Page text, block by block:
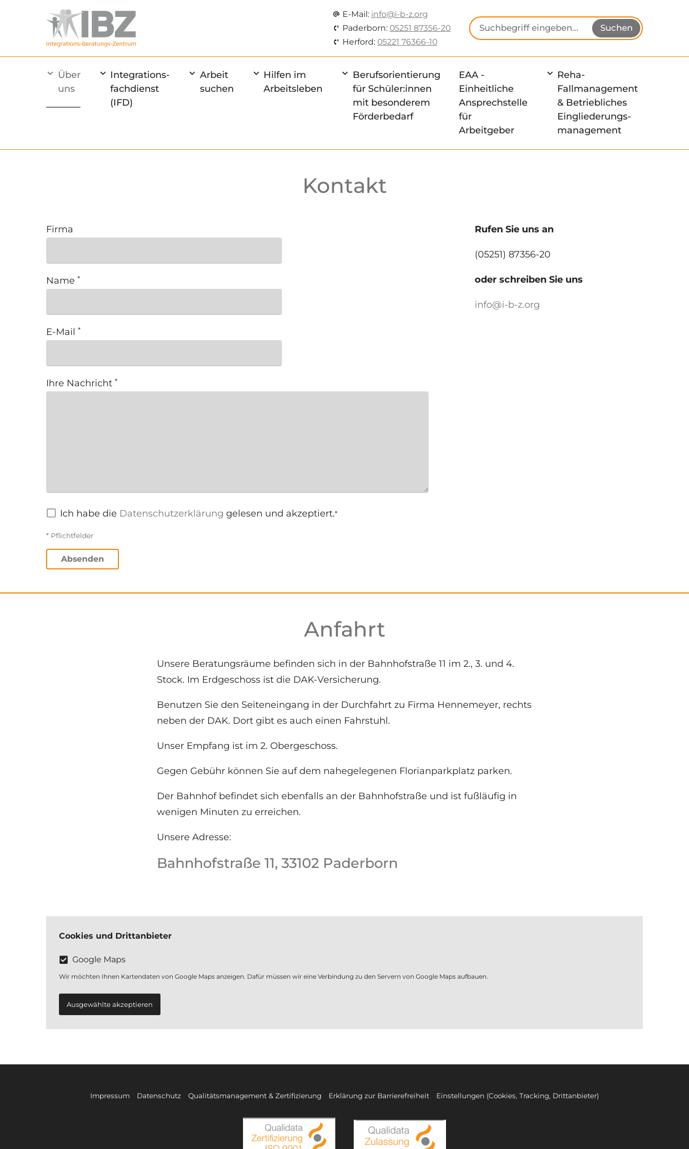
E-Mail: info@i-b-z.org
Paderborn: 05251 87356-20
Herford: 05221 76366-10
Suchbegriff eingeben Suchen
Über
uns
Integrations-
fachdienst
(IFD)
Arbeit
suchen
Hilfen im
Arbeitsleben
Berufsorientierung
für Schüler:innen
mit besonderem
Förderbedarf
EAA -
Einheitliche
Ansprechstelle
für
Arbeitgeber
Reha-
Fallmanagement
& Betriebliches
Eingliederungs-
management
Kontakt
Rufen Sie uns an
(05251) 87356-20
oder schreiben Sie uns
info@i-b-z.org
Firma
Name
E-Mail
Ihre Nachricht
Ich habe die Datenschutzerklärung gelesen und akzeptiert.
* Pflichtfelder
Absenden
Anfahrt
Unsere Beratungsräume befinden sich in der Bahnhofstraße 11 im 2., 3. und 4.
Stock. Im Erdgeschoss ist die DAK-Versicherung.
Benutzen Sie den Seiteneingang in der Durchfahrt zu Firma Hennemeyer, rechts
neben der DAK. Dort gibt es auch einen Fahrstuhl.
Unser Empfang ist im 2. Obergeschoss.
Gegen Gebühr können Sie auf dem nahegelegenen Florianparkplatz parken.
Der Bahnhof befindet sich ebenfalls an der Bahnhofstraße und ist fußläufig in
wenigen Minuten zu erreichen.
Unsere Adresse:
Bahnhofstraße 11, 33102 Paderborn
Cookies und Drittanbieter
Google Maps
Wir möchten Ihnen Kartendaten von Google Maps anzeigen. Dafür müssen wir eine Verbindung zu den Servern von Google Maps aufbauen.
Ausgewählte akzeptieren
Impressum Datenschutz Qualitätsmanagement & Zertifizierung Erklärung zur Barrierefreiheit Einstellungen (Cookies, Tracking, Drittanbieter)